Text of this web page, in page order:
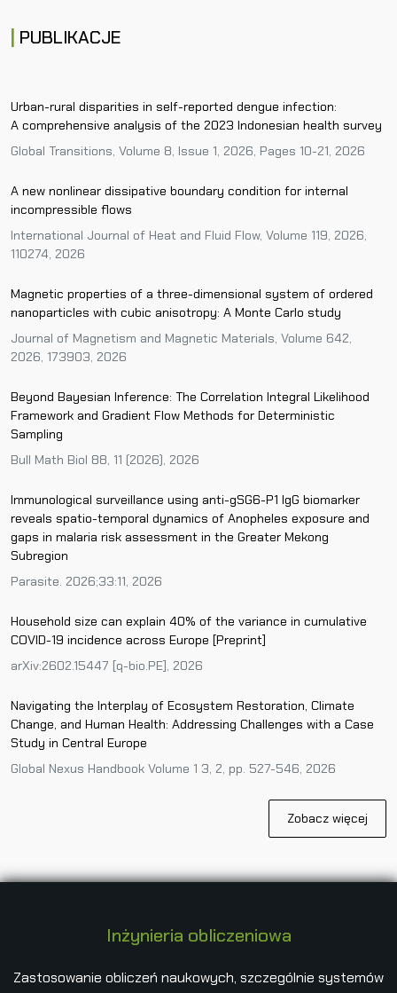
PUBLIKACJE
Urban-rural disparities in self-reported dengue infection:
A comprehensive analysis of the 2023 Indonesian health survey
Global Transitions, Volume 8, Issue 1, 2026, Pages 10-21, 2026
A new nonlinear dissipative boundary condition for internal
incompressible flows
International Journal of Heat and Fluid Flow, Volume 119, 2026,
110274, 2026
Magnetic properties of a three-dimensional system of ordered
nanoparticles with cubic anisotropy: A Monte Carlo study
Journal of Magnetism and Magnetic Materials, Volume 642,
2026, 173903, 2026
Beyond Bayesian Inference: The Correlation Integral Likelihood
Framework and Gradient Flow Methods for Deterministic
Sampling
Bull Math Biol 88, 11 (2026), 2026
Immunological surveillance using anti-gSG6-P1 IgG biomarker
reveals spatio-temporal dynamics of Anopheles exposure and
gaps in malaria risk assessment in the Greater Mekong
Subregion
Parasite. 2026;33:11, 2026
Household size can explain 40% of the variance in cumulative
COVID-19 incidence across Europe [Preprint]
arXiv:2602.15447 [q-bio.PE], 2026
Navigating the Interplay of Ecosystem Restoration, Climate
Change, and Human Health: Addressing Challenges with a Case
Study in Central Europe
Global Nexus Handbook Volume 1 3, 2, pp. 527-546, 2026
Zobacz więcej
Inżynieria obliczeniowa
Zastosowanie obliczeń naukowych, szczególnie systemów